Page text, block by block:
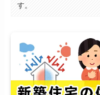
す。